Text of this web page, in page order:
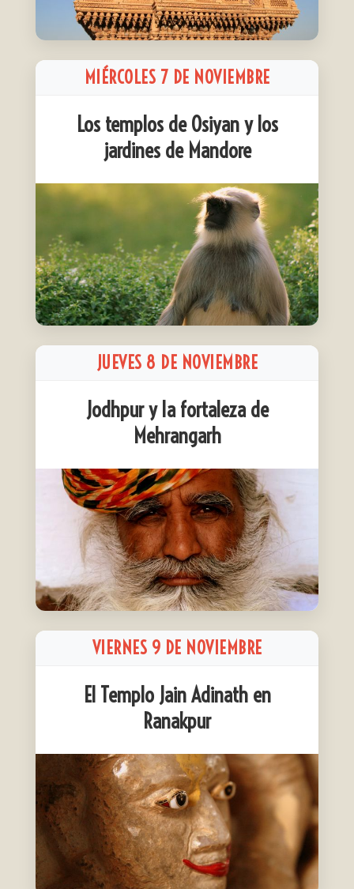
MIÉRCOLES 7 DE NOVIEMBRE
Los templos de Osiyan y los
jardines de Mandore
JUEVES 8 DE NOVIEMBRE
Jodhpur y la fortaleza de
Mehrangarh
VIERNES 9 DE NOVIEMBRE
El Templo Jain Adinath en
Ranakpur